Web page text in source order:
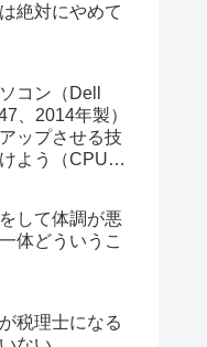
絶対にやめて
コン（Dell
、2014年製）
ップさせる技
よう（CPU、
交換記録）
して体調が悪
体どういうこ
税理士になる